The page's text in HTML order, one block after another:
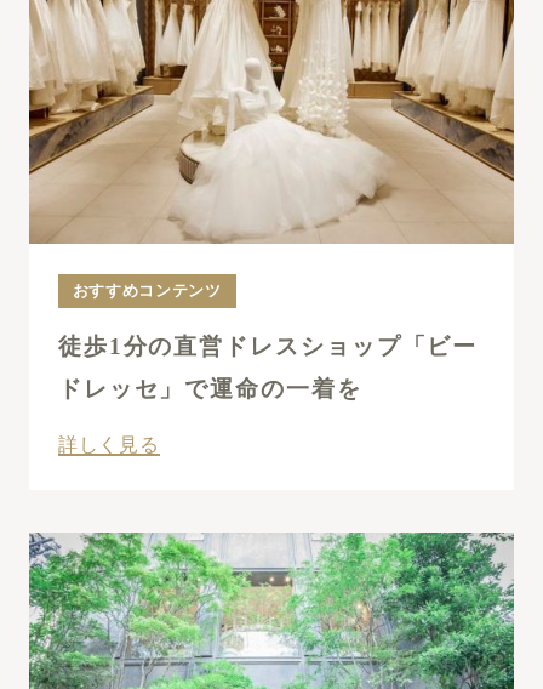
おすすめコンテンツ
徒歩1分の直営ドレスショップ「ビー
ドレッセ」で運命の一着を
詳しく見る